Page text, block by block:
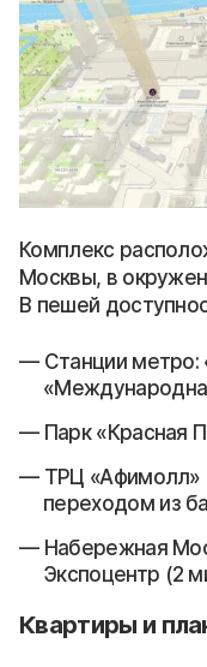
Комплекс
Москвы, в
В пешей
Станции
Парк «Красная
ТРЦ
переходом из
Набережная
Экспоцентр (2
Квартиры и